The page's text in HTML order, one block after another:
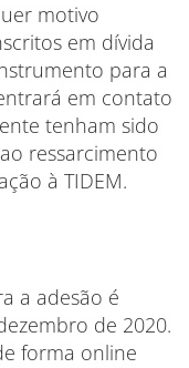
motivo
em dívida
para a
em contato
tenham sido
ressarcimento
à TIDEM.
a adesão é
de 2020.
forma online